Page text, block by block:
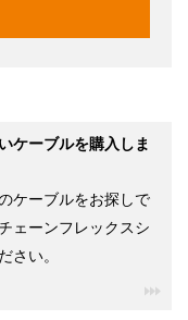
ケーブルを購入しま
ケーブルをお探しで
ェーンフレックスシ
さい。